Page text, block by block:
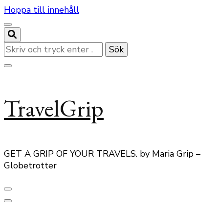
Hoppa till innehåll
Letar
du
efter
TravelGrip
GET A GRIP OF YOUR TRAVELS. by Maria Grip –
Globetrotter